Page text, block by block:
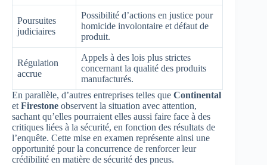
Poursuites
judiciaires
Possibilité d’actions en justice pour
homicide involontaire et défaut de
produit.
Régulation
accrue
Appels à des lois plus strictes
concernant la qualité des produits
manufacturés.
En parallèle, d’autres entreprises telles que Continental
et Firestone observent la situation avec attention,
sachant qu’elles pourraient elles aussi faire face à des
critiques liées à la sécurité, en fonction des résultats de
l’enquête. Cette mise en examen représente ainsi une
opportunité pour la concurrence de renforcer leur
crédibilité en matière de sécurité des pneus.